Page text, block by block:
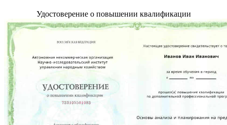
Удостоверение о повышении квалификации